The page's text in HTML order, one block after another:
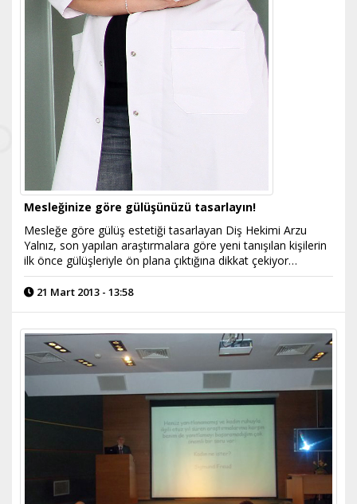
Mesleğinize göre gülüşünüzü tasarlayın!
Mesleğe göre gülüş estetiği tasarlayan Diş Hekimi Arzu
Yalnız, son yapılan araştırmalara göre yeni tanışılan kişilerin
ilk önce gülüşleriyle ön plana çıktığına dikkat çekiyor…
21 Mart 2013 - 13:58